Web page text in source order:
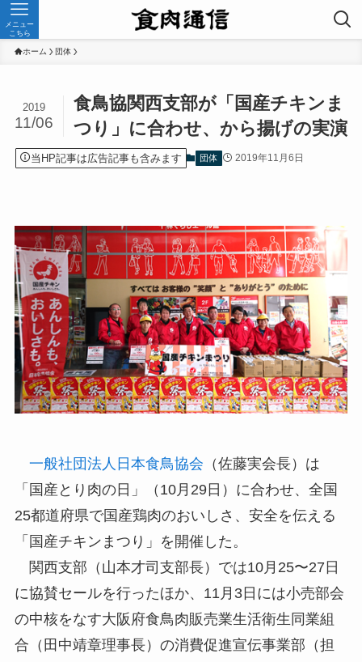
メニュー
こちら
ホーム 団体
食鳥協関西支部が「国産チキンま
つり」に合わせ、から揚げの実演
2019
11/06
当HP記事は広告記事も含みます 団体 2019年11月6日
一般社団法人日本食鳥協会 （佐藤実会長）は
「国産とり肉の日」（10月29日）に合わせ、全国
25都道府県で国産鶏肉のおいしさ、安全を伝える
「国産チキンまつり」を開催した。
関西支部（山本才司支部長）では10月25〜27日
に協賛セールを行ったほか、11月3日には小売部会
の中核をなす大阪府食鳥肉販売業生活衛生同業組
合（田中靖章理事長）の消費促進宣伝事業部（担